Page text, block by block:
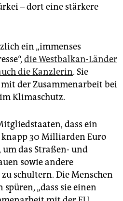
– dort eine stärkere
ein „immenses
die Westbalkan-Länder
die Kanzlerin. Sie
der Zusammenarbeit bei
Klimaschutz.
dass ein
30 Milliarden Euro
das Straßen- und
sowie andere
schultern. Die Menschen
„dass sie einen